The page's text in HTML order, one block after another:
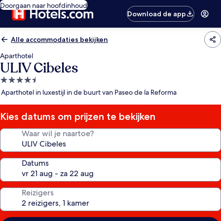
Doorgaan naar hoofdinhoud
Download de app
Alle accommodaties bekijken
Aparthotel
ULIV Cibeles
4.5-
sterrenaccommodatie
Aparthotel in luxestijl in de buurt van Paseo de la Reforma
Kies datums om prijzen te bekijken
Waar wil je naartoe?
Datums
Reizigers